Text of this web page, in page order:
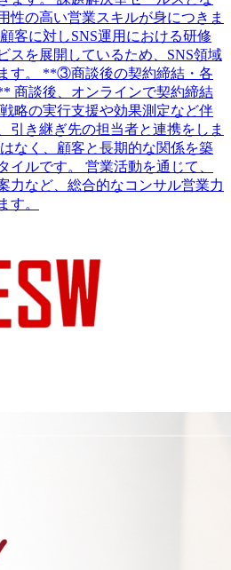
性の高い営業スキルが身につきま
客に対しSNS運用における研修
スを展開しているため、SNS領域
す。 **③商談後の契約締結・各
商談後、オンラインで契約締結
略の実行支援や効果測定など伴
引き継ぎ先の担当者と連携をしま
なく、顧客と長期的な関係を築
イルです。 営業活動を通じて、
力など、総合的なコンサル営業力
す。